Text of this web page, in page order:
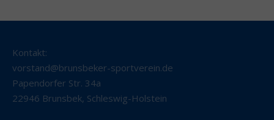
Kontakt:
vorstand@brunsbeker-sportverein.de
Papendorfer Str. 34a
22946 Brunsbek, Schleswig-Holstein